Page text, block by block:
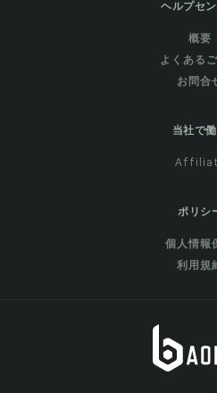
ヘルプセ
概要
よくある
お問合
当社で働
ポリシ
個人情報
利用規